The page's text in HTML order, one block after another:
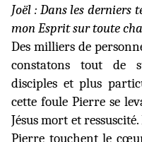
Joël : Dans les derniers
mon Esprit sur toute
Des milliers de
constatons tout
de
disciples et plus
cette foule Pierre se
Jésus mort et
Pierre touchent le